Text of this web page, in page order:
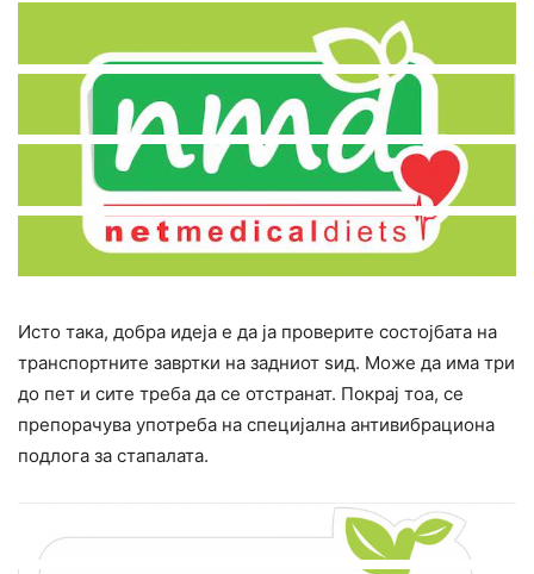
Исто така, добра идеја е да ја проверите состојбата на
транспортните завртки на задниот ѕид. Може да има три
до пет и сите треба да се отстранат. Покрај тоа, се
препорачува употреба на специјална антивибрациона
подлога за стапалата.